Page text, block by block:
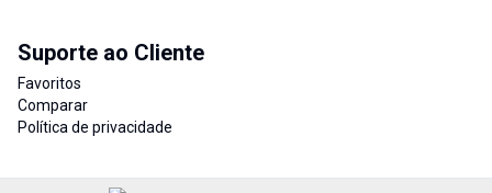
Suporte ao Cliente
Favoritos
Comparar
Política de privacidade